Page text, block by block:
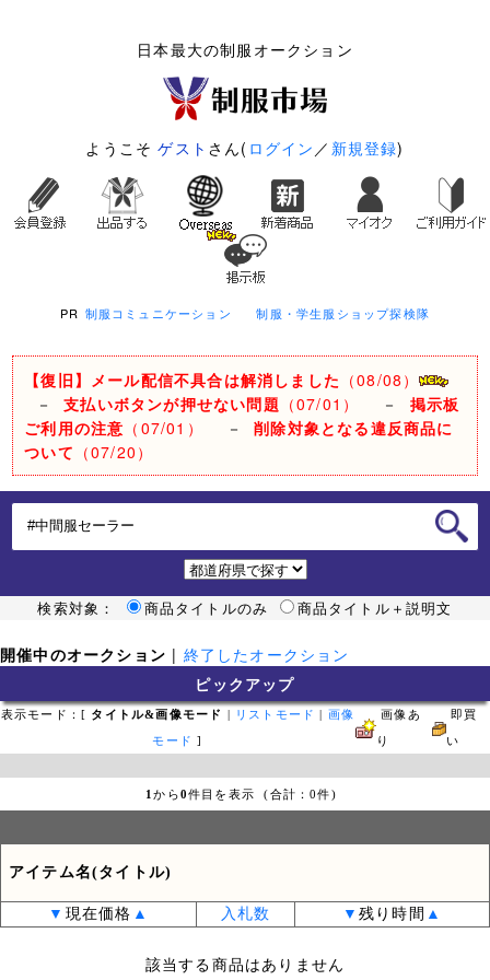
日本最大の制服オークション
ようこそゲスト さん( ログイン ／ 新規登録)
PR 制服コミュニケーション 制服・学生服ショップ探検隊
【復旧】メール配信不具合は解消しました （08/08）
－支払いボタンが押せない問題 （07/01） － 掲示板
ご利用の注意 （07/01） －削除対象となる違反商品に
ついて （07/20）
検索対象： 商品タイトルのみ 商品タイトル＋説明文
開催中のオークション | 終了したオークション
ピックアップ
表示モード：[ タイトル&画像モード リストモード 画像
モード ]
画像あ
り
即買
い
1から0件目を表示 (合計：0件)
アイテム名(タイトル)
▼ 現在価格 ▲ 入札数 ▼ 残り時間 ▲
該当する商品はありません